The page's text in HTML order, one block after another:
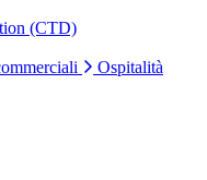
(CTD)
Ospitalità